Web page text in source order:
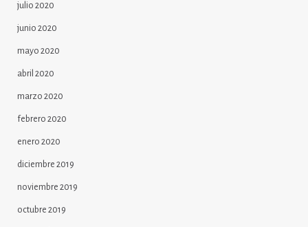
julio 2020
junio 2020
mayo 2020
abril 2020
marzo 2020
febrero 2020
enero 2020
diciembre 2019
noviembre 2019
octubre 2019